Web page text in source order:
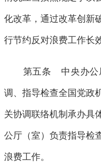
化改革，通过改革创新
行节约反对浪费工作长
第五条 中央办公厅
调、指导检查全国党政
关协调联络机制承办具
公厅（室）负责指导检
浪费工作。